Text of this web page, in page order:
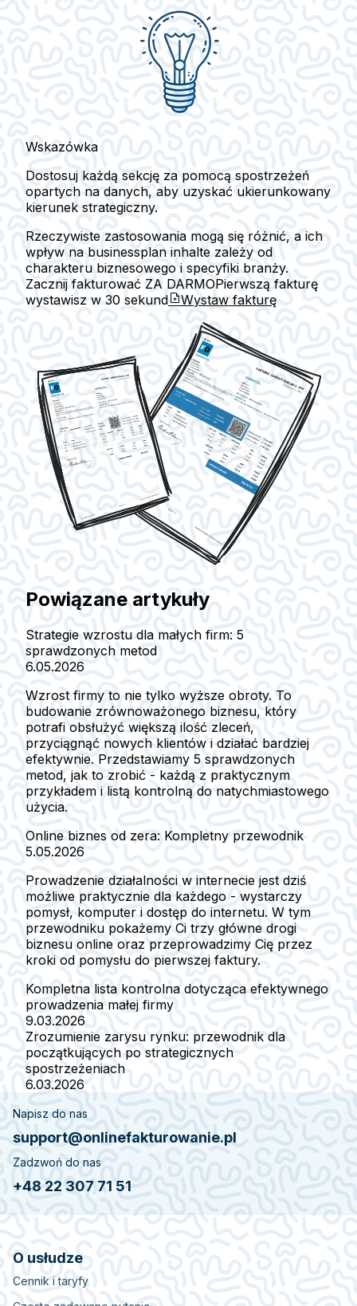
Wskazówka
Dostosuj każdą sekcję za pomocą spostrzeżeń
opartych na danych, aby uzyskać ukierunkowany
kierunek strategiczny.
Rzeczywiste zastosowania mogą się różnić, a ich
wpływ na businessplan inhalte zależy od
charakteru biznesowego i specyfiki branży.
Zacznij fakturować ZA DARMOPierwszą fakturę
wystawisz w 30 sekund Wystaw fakturę
Powiązane artykuły
Strategie wzrostu dla małych firm: 5
sprawdzonych metod
6.05.2026
Wzrost firmy to nie tylko wyższe obroty. To
budowanie zrównoważonego biznesu, który
potrafi obsłużyć większą ilość zleceń,
przyciągnąć nowych klientów i działać bardziej
efektywnie. Przedstawiamy 5 sprawdzonych
metod, jak to zrobić - każdą z praktycznym
przykładem i listą kontrolną do natychmiastowego
użycia.
Online biznes od zera: Kompletny przewodnik
5.05.2026
Prowadzenie działalności w internecie jest dziś
możliwe praktycznie dla każdego - wystarczy
pomysł, komputer i dostęp do internetu. W tym
przewodniku pokażemy Ci trzy główne drogi
biznesu online oraz przeprowadzimy Cię przez
kroki od pomysłu do pierwszej faktury.
Kompletna lista kontrolna dotycząca efektywnego
prowadzenia małej firmy
9.03.2026
Zrozumienie zarysu rynku: przewodnik dla
początkujących po strategicznych
spostrzeżeniach
6.03.2026
Napisz do nas
support@onlinefakturowanie.pl
Zadzwoń do nas
+48 22 307 71 51
O usłudze
Cennik i taryfy